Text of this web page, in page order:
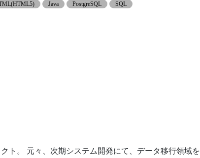
Java PostgreSQL
SQL
ト。 元々、次期システム開発にて、データ移行領域を